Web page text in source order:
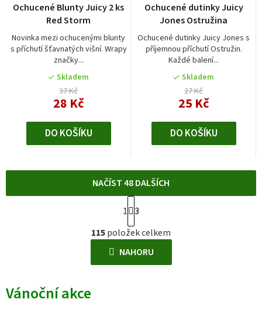
Ochucené Blunty Juicy 2 ks
Red Storm
Novinka mezi ochucenými blunty
s příchutí šťavnatých višní. Wrapy
značky...
Skladem
37 Kč
28 Kč
DO KOŠÍKU
Ochucené dutinky Juicy
Jones Ostružina
Ochucené dutinky Juicy Jones s
příjemnou příchutí Ostružin.
Každé balení...
Skladem
27 Kč
25 Kč
DO KOŠÍKU
O
v
l
á
NAČÍST 48 DALŠÍCH
S
t
r
á
n
1 3
115položek celkem
NAHORU
Vánoční akce